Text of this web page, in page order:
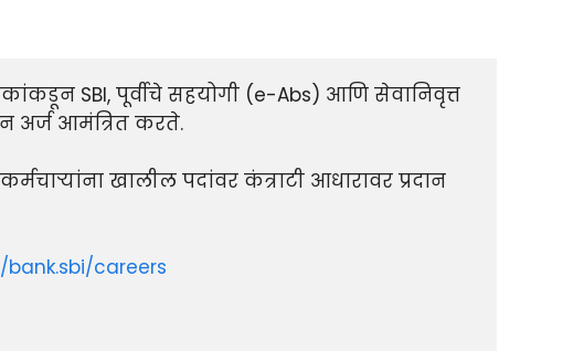
SBI, पूर्वीचे सहयोगी (e-Abs) आणि सेवानिवृत्त
अर्ज आमंत्रित करते.
खालील पदांवर कंत्राटी आधारावर प्रदान
careers